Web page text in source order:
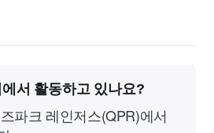
서 활동하고 있나요?
파크 레인저스(QPR)에서